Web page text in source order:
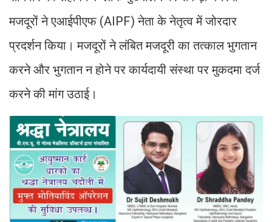
मजदूरों ने एआईपीएफ (AIPF) नेता के नेतृत्व में जोरदार
प्रदर्शन किया। मजदूरों ने लंबित मजदूरी का तत्काल भुगतान
करने और भुगतान न होने पर कार्यदायी संस्था पर मुकदमा दर्ज
करने की मांग उठाई।